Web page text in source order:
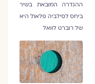
ההגדרה המובאת בשיר
ביחס לסילביה פלאת׳ היא
של רוברט לוואל